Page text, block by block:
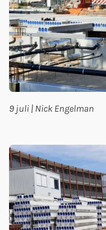
9 juli | Nick Engelman